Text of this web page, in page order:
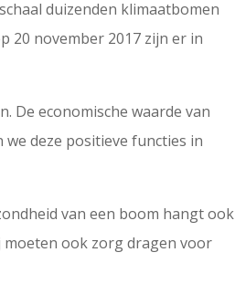
duizenden klimaatbomen
20 november 2017 zijn er in
De economische waarde van
deze positieve functies in
van een boom hangt ook
ook zorg dragen voor